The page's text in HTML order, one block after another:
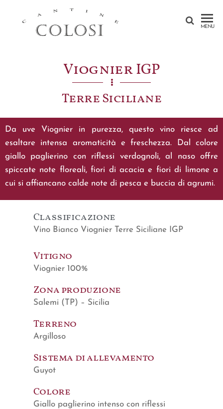
CANTINE
SICILY –
AEOLIAN
ISLAND
MENU
Viognier IGP
Terre Siciliane
Da uve Viognier in purezza, questo vino riesce ad
esaltare intensa aromaticità e freschezza. Dal colore
giallo paglierino con riflessi verdognoli, al naso offre
spiccate note floreali, fiori di acacia e fiori di limone a
cui si affiancano calde note di pesca e buccia di agrumi.
Classificazione
Vino Bianco Viognier Terre Siciliane IGP
Vitigno
Viognier 100%
Zona produzione
Salemi (TP) – Sicilia
Terreno
Argilloso
Sistema di allevamento
Guyot
Colore
Giallo paglierino intenso con riflessi